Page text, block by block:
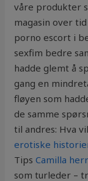
våre produkter
magasin over
porno escort i
sexfim bedre
hadde glemt å
gang en
fløyen som
de samme
til andres: Hva
erotiske
TipsCamilla
som turleder –